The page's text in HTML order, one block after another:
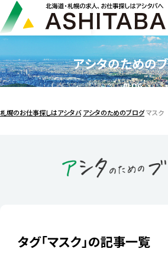
アシタのための
BLOG
札幌のお仕事探しはアシタバ アシタのためのブログマスク
タグ「マスク」の記事一覧